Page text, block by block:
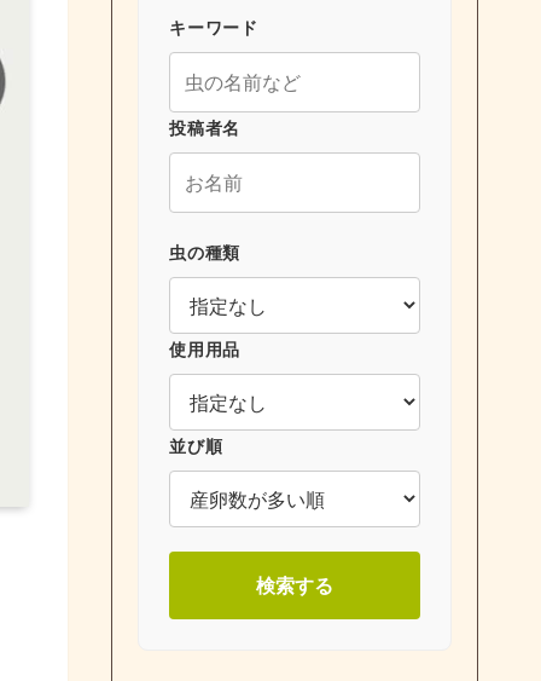
キーワード
投稿者名
虫の種類
使用用品
並び順
検索する